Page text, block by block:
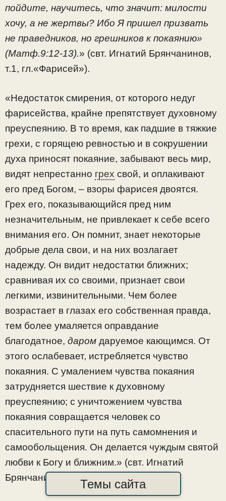
пойдите, научитесь, что значит: милости
хочу, а не жертвы? Ибо Я пришел призвать
не праведников, но грешников к покаянию»
(Матф.9:12-13).» (свт. Игнатий Брянчанинов,
т.1, гл.«Фарисей»).
«Недостаток смирения, от которого недуг
фарисейства, крайне препятствует духовному
преуспеянию. В то время, как падшие в тяжкие
грехи, с горящею ревностью и в сокрушении
духа приносят покаяние, забывают весь мир,
видят непрестанно грех свой, и оплакивают
его пред Богом, – взоры фарисея двоятся.
Грех его, показывающийся пред ним
незначительным, не привлекает к себе всего
внимания его. Он помнит, знает некоторые
добрые дела свои, и на них возлагает
надежду. Он видит недостатки ближних;
сравнивая их со своими, признает свои
легкими, извинительными. Чем более
возрастает в глазах его собственная правда,
тем более умаляется оправдание
благодатное, даром даруемое кающимся. От
этого ослабевает, истребляется чувство
покаяния. С умалением чувства покаяния
затрудняется шествие к духовному
преуспеянию; с уничтожением чувства
покаяния совращается человек со
спасительного пути на путь самомнения и
самообольщения. Он делается чуждым святой
любви к Богу и ближним.» (свт. Игнатий
Брянчанинов, т.1, гл.«Фарисей»).
Темы сайта